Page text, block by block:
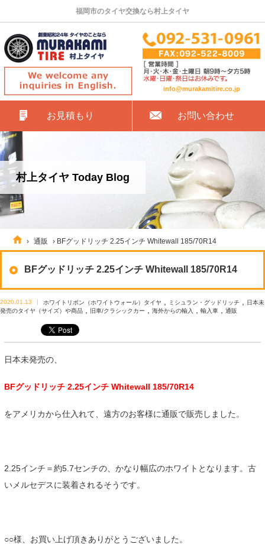
福岡市のタイヤ交換なら村上タイヤ
info@murakamitire.co.jp
お見積もり お問い合わせ
村上タイヤ Today Blog
› 通販 › BFグッドリッチ 2.25インチ Whitewall 185/70R14
BFグッドリッチ 2.25インチ Whitewall 185/70R14
2020.01.13 ホワイトリボン（ホワイトウォール）タイヤ ミシュラン・グッドリッチ,
日本未
発売のタイヤ（サイズ）や商品
旧車/クラシックカー 海外からの輸入 輸入車 通販
日本未発売の、
BFグッドリッチ 2.25インチ Whitewall 185/70R14
をアメリカから仕入れて、遠方のお客様に通販で販売しました。
2.25インチ＝約5.7センチの、かなり幅広のホワイトとなります。古
いメルセデスに装着されるそうです。
○○様、お買い上げ頂きありがとうございました。